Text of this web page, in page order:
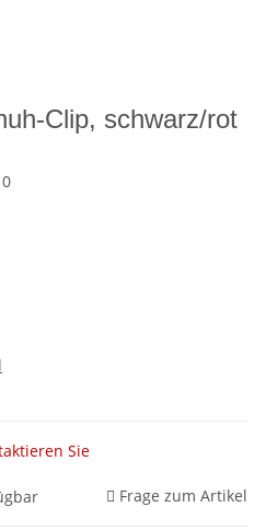
Clip, schwarz/rot
Sie
Frage zum Artikel